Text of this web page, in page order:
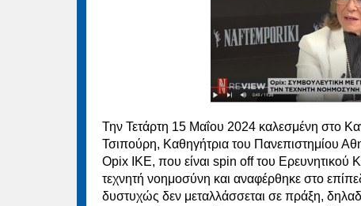
Την Τετάρτη 15 Μαΐου 2024 καλεσμένη στο
Τσιπούρη, Καθηγήτρια του Πανεπιστημίου
Opix ΙΚΕ, που είναι spin off του Ερευνητικού
τεχνητή νοημοσύνη και αναφέρθηκε στο
δυστυχώς δεν μεταλλάσσεται σε πράξη,